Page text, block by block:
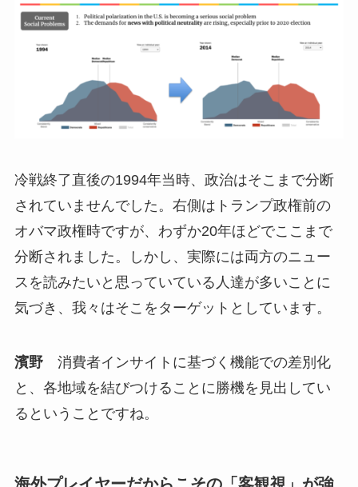
冷戦終了直後の1994年当時、政治はそこまで分断
されていませんでした。右側はトランプ政権前の
オバマ政権時ですが、わずか20年ほどでここまで
分断されました。しかし、実際には両方のニュー
スを読みたいと思っていている人達が多いことに
気づき、我々はそこをターゲットとしています。
濱野消費者インサイトに基づく機能での差別化
と、各地域を結びつけることに勝機を見出してい
るということですね。